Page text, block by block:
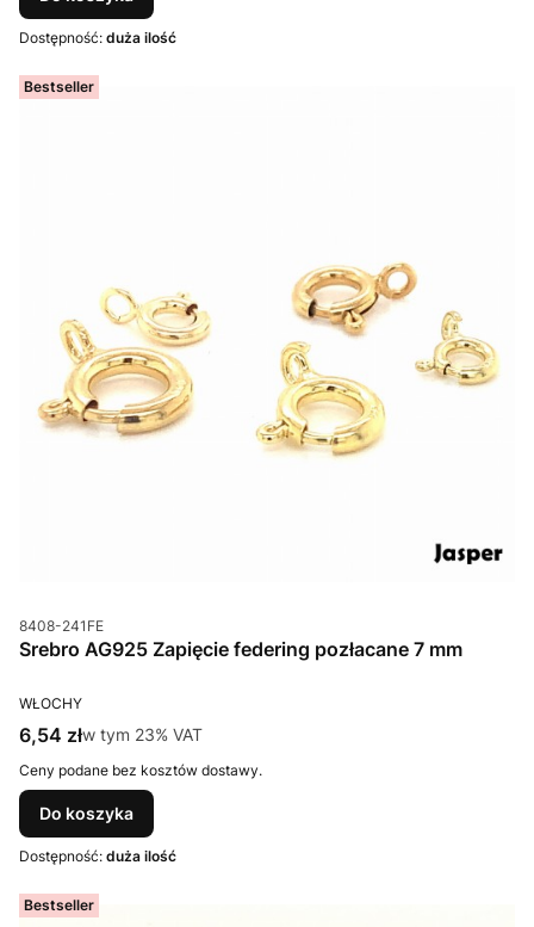
Dostępność: duża ilość
Bestseller
Kod produktu
8408-241FE
Srebro AG925 Zapięcie federing pozłacane 7 mm
PRODUCENT
WŁOCHY
Cena brutto
6,54 złw tym %s VAT
w tym 23% VAT
Ceny podane bez kosztów dostawy.
Do koszyka
Dostępność: duża ilość
Bestseller